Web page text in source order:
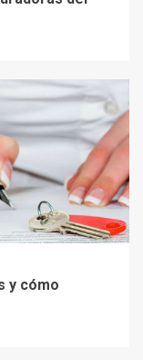
y cómo